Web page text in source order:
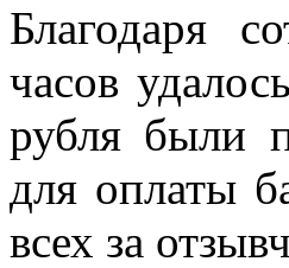
Благодаря
часов
рубля были
для оплаты
всех за